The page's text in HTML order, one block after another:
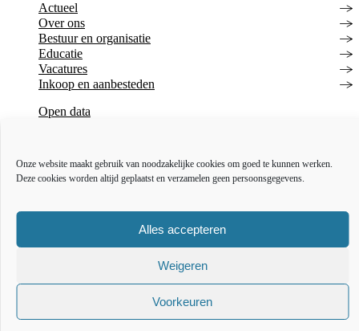
Onze website maakt gebruik van noodzakelijke cookies om goed te kunnen werken.
Deze cookies worden altijd geplaatst en verzamelen geen persoonsgegevens.
Alles accepteren
Weigeren
Voorkeuren
Actueel
Over ons
Bestuur en organisatie
Educatie
Vacatures
Inkoop en aanbesteden
Open data